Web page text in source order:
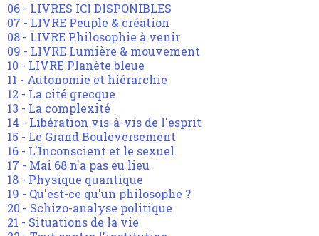
06 - LIVRES ICI DISPONIBLES
07 - LIVRE Peuple & création
08 - LIVRE Philosophie à venir
09 - LIVRE Lumière & mouvement
10 - LIVRE Planète bleue
11 - Autonomie et hiérarchie
12 - La cité grecque
13 - La complexité
14 - Libération vis-à-vis de l'esprit
15 - Le Grand Bouleversement
16 - L'Inconscient et le sexuel
17 - Mai 68 n'a pas eu lieu
18 - Physique quantique
19 - Qu'est-ce qu'un philosophe ?
20 - Schizo-analyse politique
21 - Situations de la vie